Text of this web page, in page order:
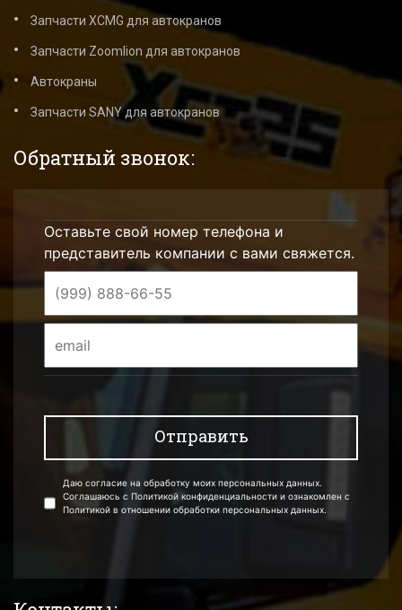
Запчасти XCMG для автокранов
Запчасти Zoomlion для автокранов
Автокраны
Запчасти SANY для автокранов
Обратный звонок:
Оставьте свой номер телефона и
представитель компании с вами свяжется.
Даю согласие на обработку моих персональных данных.
Соглашаюсь с Политикой конфиденциальности и ознакомлен с
Политикой в отношении обработки персональных данных.